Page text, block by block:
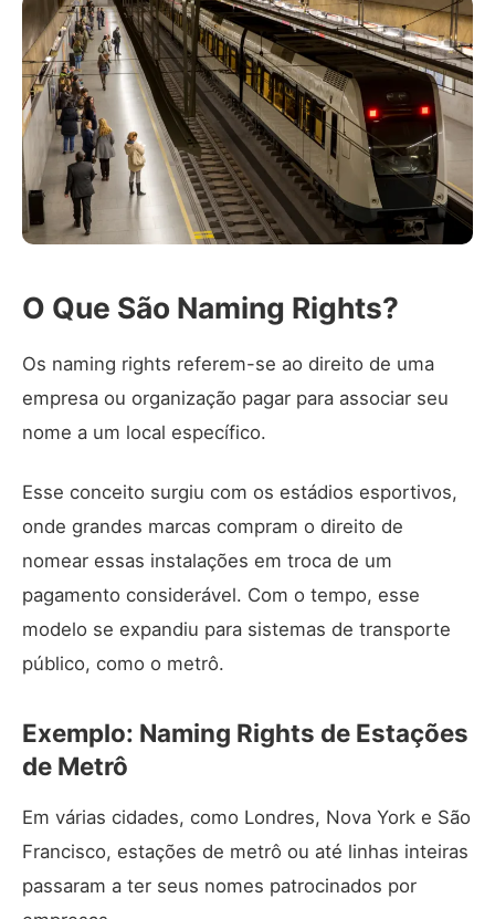
O Que São Naming Rights?
Os naming rights referem-se ao direito de uma
empresa ou organização pagar para associar seu
nome a um local específico.
Esse conceito surgiu com os estádios esportivos,
onde grandes marcas compram o direito de
nomear essas instalações em troca de um
pagamento considerável. Com o tempo, esse
modelo se expandiu para sistemas de transporte
público, como o metrô.
Exemplo: Naming Rights de Estações
de Metrô
Em várias cidades, como Londres, Nova York e São
Francisco, estações de metrô ou até linhas inteiras
passaram a ter seus nomes patrocinados por